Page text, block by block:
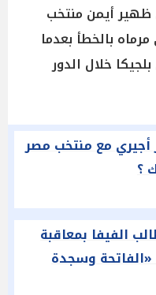
أيمن منتخب
بالخطأ بعدما
خلال الدور
أجيري مع منتخب مصر
؟
الفيفا بمعاقبة
وسجدة